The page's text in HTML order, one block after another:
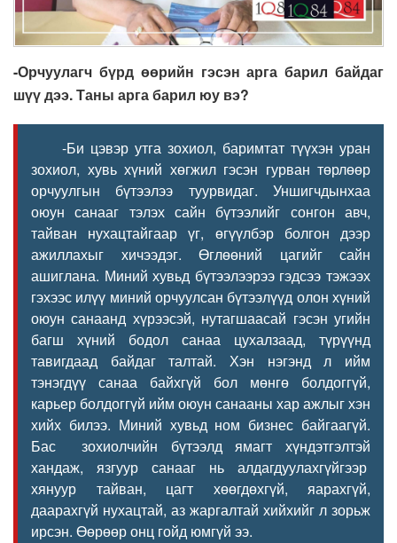
-Орчуулагч бүрд өөрийн гэсэн арга барил байдаг
шүү дээ. Таны арга барил юу вэ?
-Би цэвэр утга зохиол, баримтат түүхэн уран
зохиол, хувь хүний хөгжил гэсэн гурван төрлөөр
орчуулгын бүтээлээ туурвидаг. Уншигчдынхаа
оюун санааг тэлэх сайн бүтээлийг сонгон авч,
тайван нухацтайгаар үг, өгүүлбэр болгон дээр
ажиллахыг хичээдэг. Өглөөний цагийг сайн
ашиглана. Миний хувьд бүтээлээрээ гэдсээ тэжээх
гэхээс илүү миний орчуулсан бүтээлүүд олон хүний
оюун санаанд хүрээсэй, нутагшаасай гэсэн угийн
багш хүний бодол санаа цухалзаад, түрүүнд
тавигдаад байдаг талтай. Хэн нэгэнд л ийм
тэнэгдүү санаа байхгүй бол мөнгө болдоггүй,
карьер болдоггүй ийм оюун санааны хар ажлыг хэн
хийх билээ. Миний хувьд ном бизнес байгаагүй.
Бас зохиолчийн бүтээлд ямагт хүндэтгэлтэй
хандаж, язгуур санааг нь алдагдуулахгүйгээр
хянуур тайван, цагт хөөгдөхгүй, яарахгүй,
даарахгүй нухацтай, аз жаргалтай хийхийг л зорьж
ирсэн. Өөрөөр онц гойд юмгүй ээ.